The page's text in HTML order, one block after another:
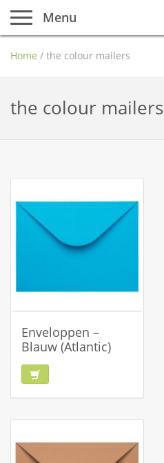
Menu
Home / the colour mailers
the colour mailers
Enveloppen –
Blauw (Atlantic)